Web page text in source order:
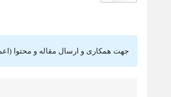
جهت همکاری و ارسال مقاله و محتوا (اعم